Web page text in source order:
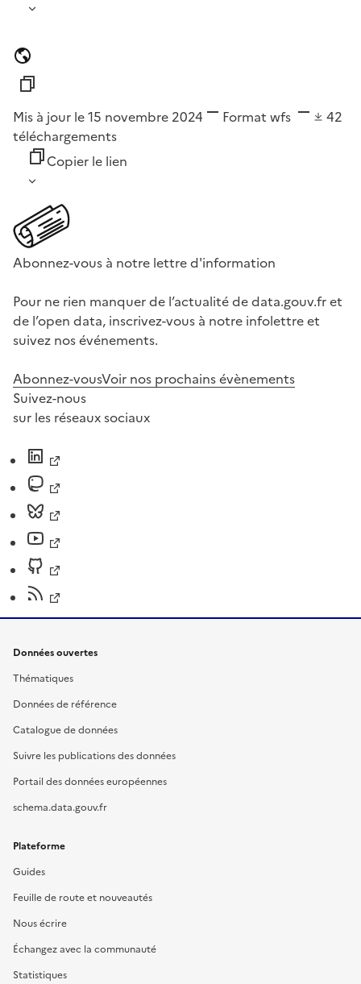
Mis à jour le 15 novembre 2024 Format wfs
42
téléchargements
Copier le lien
Abonnez-vous à notre lettre d'information
Pour ne rien manquer de l’actualité de data.gouv.fr et
de l’open data, inscrivez-vous à notre infolettre et
suivez nos événements.
Abonnez-vousVoir nos prochains évènements
Suivez-nous
sur les réseaux sociaux
Données ouvertes
Thématiques
Données de référence
Catalogue de données
Suivre les publications des données
Portail des données européennes
schema.data.gouv.fr
Plateforme
Guides
Feuille de route et nouveautés
Nous écrire
Échangez avec la communauté
Statistiques